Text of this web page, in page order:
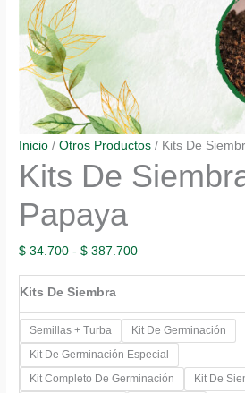
Inicio /Otros Productos / Kits De
Kits De
Papaya
$ 34.700 - $ 387.700Rango
de
desde
$ 34.700
hasta
$ 387.700
Kits De Siembra
Semillas + Turba
Kit De Germinación
Kit De Germinación Especial
Kit Completo De Germinación
Kit De